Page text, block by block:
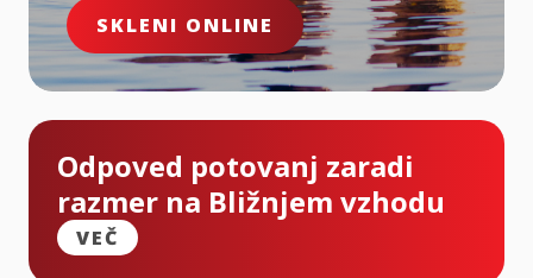
SKLENI ONLINE
Odpoved potovanj zaradi
razmer na Bližnjem vzhodu
VEČ